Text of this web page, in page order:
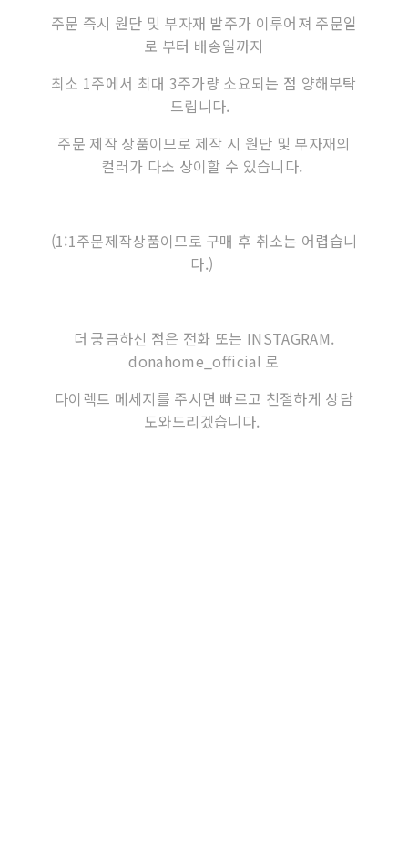
주문 즉시 원단 및 부자재 발주가 이루어져 주문일
로 부터 배송일까지
최소 1주에서 최대 3주가량 소요되는 점 양해부탁
드립니다.
주문 제작 상품이므로 제작 시 원단 및 부자재의
컬러가 다소 상이할 수 있습니다.
(1:1주문제작상품이므로 구매 후 취소는 어렵습니
다.)
더 궁금하신 점은 전화 또는 INSTAGRAM.
donahome_official 로
다이렉트 메세지를 주시면 빠르고 친절하게 상담
도와드리겠습니다.